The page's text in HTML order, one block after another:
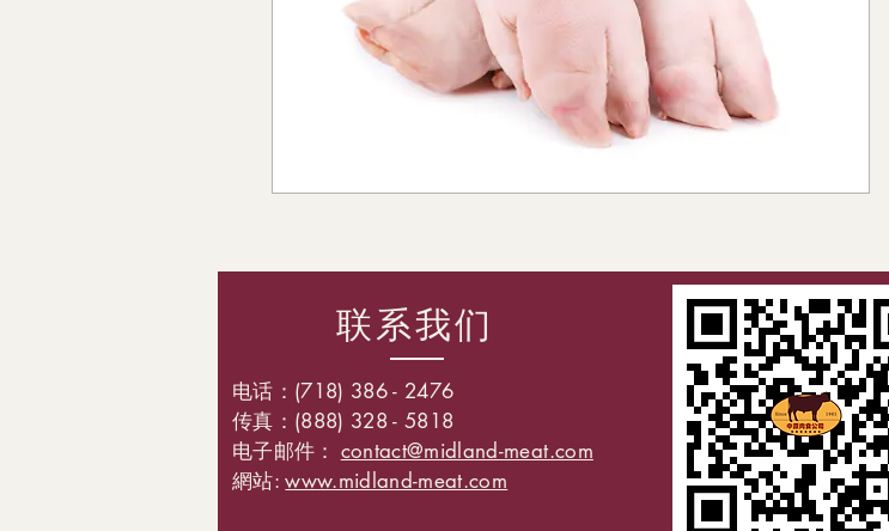
特別推介
联系我们
电话：(718) 386 - 2476
传真：(888) 328 - 5818
电子邮件： contact@midland-meat.com
網站:www.midland-meat.com